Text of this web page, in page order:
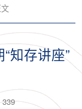
知存讲座”
339